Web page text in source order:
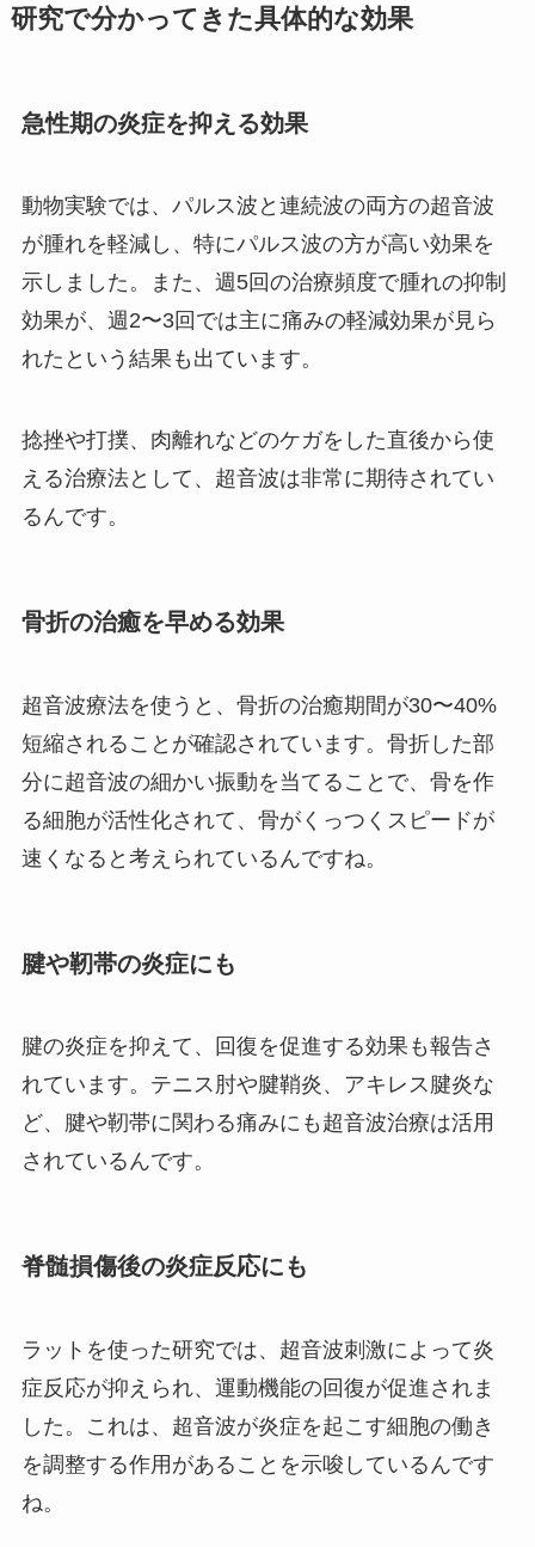
研究で分かってきた具体的な効果
急性期の炎症を抑える効果
動物実験では、パルス波と連続波の両方の超音波
が腫れを軽減し、特にパルス波の方が高い効果を
示しました。また、週5回の治療頻度で腫れの抑制
効果が、週2〜3回では主に痛みの軽減効果が見ら
れたという結果も出ています。
捻挫や打撲、肉離れなどのケガをした直後から使
える治療法として、超音波は非常に期待されてい
るんです。
骨折の治癒を早める効果
超音波療法を使うと、骨折の治癒期間が30〜40%
短縮されることが確認されています。骨折した部
分に超音波の細かい振動を当てることで、骨を作
る細胞が活性化されて、骨がくっつくスピードが
速くなると考えられているんですね。
腱や靭帯の炎症にも
腱の炎症を抑えて、回復を促進する効果も報告さ
れています。テニス肘や腱鞘炎、アキレス腱炎な
ど、腱や靭帯に関わる痛みにも超音波治療は活用
されているんです。
脊髄損傷後の炎症反応にも
ラットを使った研究では、超音波刺激によって炎
症反応が抑えられ、運動機能の回復が促進されま
した。これは、超音波が炎症を起こす細胞の働き
を調整する作用があることを示唆しているんです
ね。